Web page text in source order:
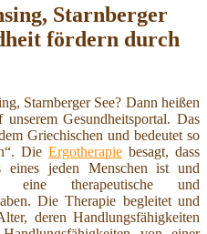
Starnberger
fördern durch
Starnberger See? Dann heißen
Gesundheitsportal. Das
Griechischen und bedeutet so
Die Ergotherapie besagt, dass
eines jeden Menschen ist und
eine therapeutische und
Die Therapie begleitet und
deren Handlungsfähigkeiten